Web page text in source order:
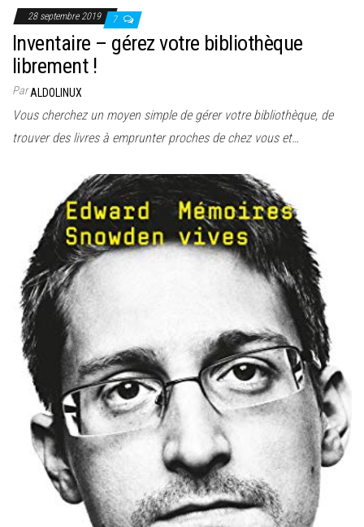
28 septembre 2019 7
Inventaire – gérez votre bibliothèque
librement !
ParALDOLINUX
Vous cherchez un moyen simple de gérer votre bibliothèque, de
trouver des livres à emprunter proches de chez vous et…